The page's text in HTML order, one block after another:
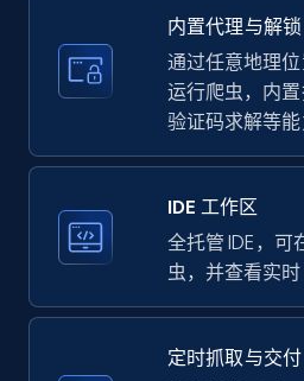
price, Currency, Availability,
more.
5.7K+
LinkedIn company
ID, Name, Country code,
Employees in linkedin, About,
内置代理与解锁
通过任意地理
运行爬虫，内置
验证码求解等能
IDE 工作区
全托管 IDE，可
虫，并查看实时
定时抓取与交付